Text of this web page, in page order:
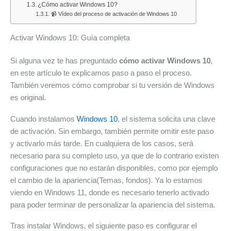
¿Cómo activar Windows 10?
📹 Vídeo del proceso de activación de Windows 10
Activar Windows 10: Guía completa
Si alguna vez te has preguntado cómo activar Windows 10,
en este artículo te explicamos paso a paso el proceso.
También veremos cómo comprobar si tu versión de Windows
es original.
Cuando instalamos Windows 10, el sistema solicita una clave
de activación. Sin embargo, también permite omitir este paso
y activarlo más tarde. En cualquiera de los casos, será
necesario para su completo uso, ya que de lo contrario existen
configuraciones que no estarán disponibles, como por ejemplo
el cambio de la apariencia(Temas, fondos). Ya lo estamos
viendo en Windows 11, donde es necesario tenerlo activado
para poder terminar de personalizar la apariencia del sistema.
Tras instalar Windows, el siguiente paso es configurar el